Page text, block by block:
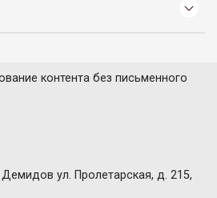
контента без письменного
ул. Пролетарская, д. 215,